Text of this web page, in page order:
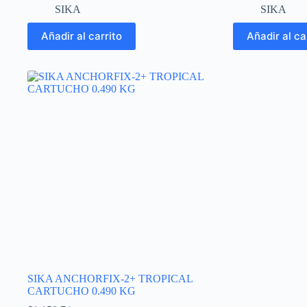
SIKA
Añadir al carrito
SIKA
Añadir al
SIKA ANCHORFIX-2+ TROPICAL
CARTUCHO 0.490 KG